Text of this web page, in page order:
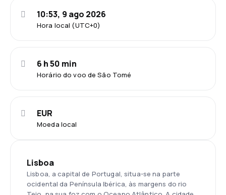
Hora local (UTC+0)
10:53, 9 ago 2026
Horário do voo de São Tomé
6 h 50 min
Moeda local
EUR
Lisboa
Lisboa, a capital de Portugal, situa-se na parte
ocidental da Península Ibérica, às margens do rio